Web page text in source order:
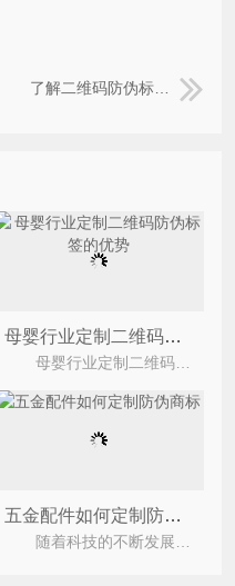
了解二维码防伪标签的制作步骤
母婴行业定制二维码防伪标签的优势
五金配件如何定制防伪商标